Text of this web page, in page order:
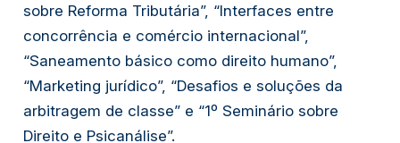
sobre Reforma Tributária”, “Interfaces entre
concorrência e comércio internacional”,
“Saneamento básico como direito humano”,
“Marketing jurídico”, “Desafios e soluções da
arbitragem de classe” e “1º Seminário sobre
Direito e Psicanálise”.